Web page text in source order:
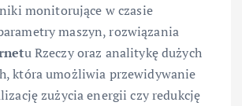
monitorujące w czasie
maszyn, rozwiązania
u Rzeczy oraz analitykę dużych
która umożliwia przewidywanie
zużycia energii czy redukcję